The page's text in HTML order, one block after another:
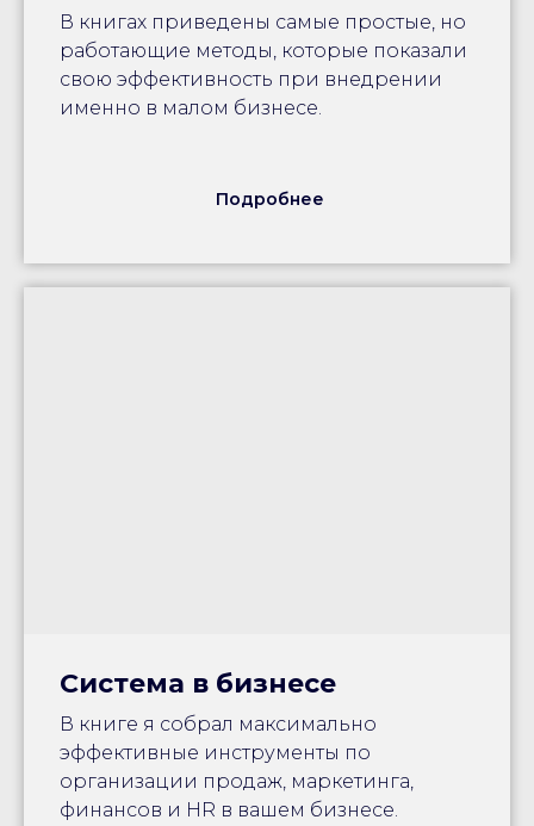
В книгах приведены самые простые, но
работающие методы, которые показали
свою эффективность при внедрении
именно в малом бизнесе.
Подробнее
Система в бизнесе
В книге я собрал максимально
эффективные инструменты по
организации продаж, маркетинга,
финансов и HR в вашем бизнесе.